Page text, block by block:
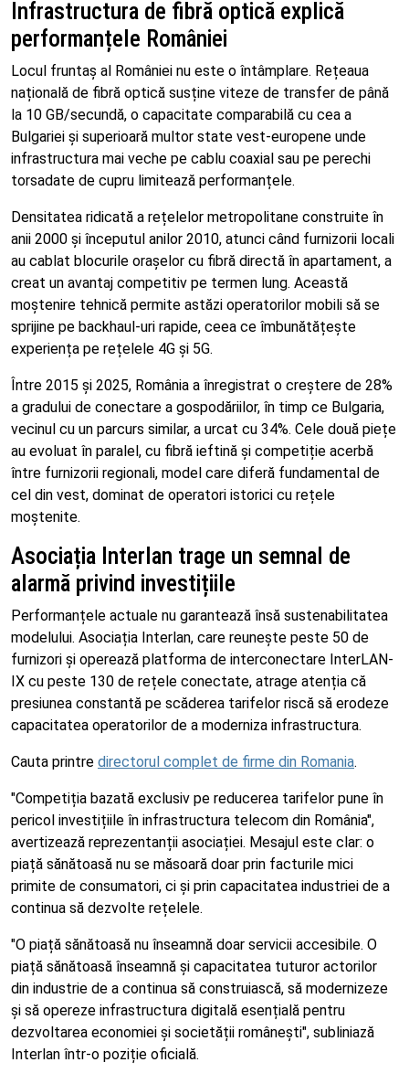
Infrastructura de fibră optică explică
performanțele României
Locul fruntaș al României nu este o întâmplare. Rețeaua
națională de fibră optică susține viteze de transfer de până
la 10 GB/secundă, o capacitate comparabilă cu cea a
Bulgariei și superioară multor state vest-europene unde
infrastructura mai veche pe cablu coaxial sau pe perechi
torsadate de cupru limitează performanțele.
Densitatea ridicată a rețelelor metropolitane construite în
anii 2000 și începutul anilor 2010, atunci când furnizorii locali
au cablat blocurile orașelor cu fibră directă în apartament, a
creat un avantaj competitiv pe termen lung. Această
moștenire tehnică permite astăzi operatorilor mobili să se
sprijine pe backhaul-uri rapide, ceea ce îmbunătățește
experiența pe rețelele 4G și 5G.
Între 2015 și 2025, România a înregistrat o creștere de 28%
a gradului de conectare a gospodăriilor, în timp ce Bulgaria,
vecinul cu un parcurs similar, a urcat cu 34%. Cele două piețe
au evoluat în paralel, cu fibră ieftină și competiție acerbă
între furnizorii regionali, model care diferă fundamental de
cel din vest, dominat de operatori istorici cu rețele
moștenite.
Asociația Interlan trage un semnal de
alarmă privind investițiile
Performanțele actuale nu garantează însă sustenabilitatea
modelului. Asociația Interlan, care reunește peste 50 de
furnizori și operează platforma de interconectare InterLAN-
IX cu peste 130 de rețele conectate, atrage atenția că
presiunea constantă pe scăderea tarifelor riscă să erodeze
capacitatea operatorilor de a moderniza infrastructura.
Cauta printre directorul complet de firme din Romania.
"Competiția bazată exclusiv pe reducerea tarifelor pune în
pericol investițiile în infrastructura telecom din România",
avertizează reprezentanții asociației. Mesajul este clar: o
piață sănătoasă nu se măsoară doar prin facturile mici
primite de consumatori, ci și prin capacitatea industriei de a
continua să dezvolte rețelele.
"O piață sănătoasă nu înseamnă doar servicii accesibile. O
piață sănătoasă înseamnă și capacitatea tuturor actorilor
din industrie de a continua să construiască, să modernizeze
și să opereze infrastructura digitală esențială pentru
dezvoltarea economiei și societății românești", subliniază
Interlan într-o poziție oficială.